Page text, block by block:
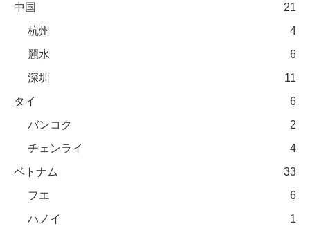
中国
21
杭州
4
麗水
6
深圳
11
タイ
6
バンコク
2
チェンライ
4
ベトナム
33
フエ
6
ハノイ
1